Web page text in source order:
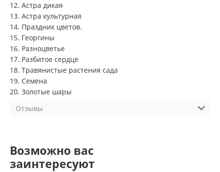
12. Астра дикая
13. Астра культурная
14. Праздник цветов.
15. Георгины
16. Разноцветье
17. Разбитое сердце
18. Травянистые растения сада
19. Семена
20. Золотые шары
Отзывы
Возможно вас
заинтересуют